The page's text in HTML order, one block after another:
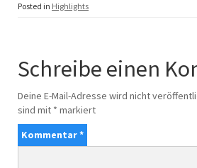
Posted in Highlights
Schreibe einen
Deine E-Mail-Adresse wird nicht
sind mit * markiert
Kommentar*